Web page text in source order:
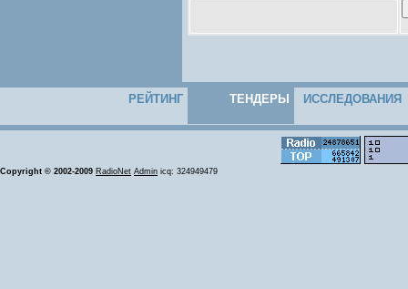
РЕЙТИНГ ТЕНДЕРЫ ИССЛЕДОВАНИЯ
Copyright © 2002-2009 RadioNet Admin icq: 324949479